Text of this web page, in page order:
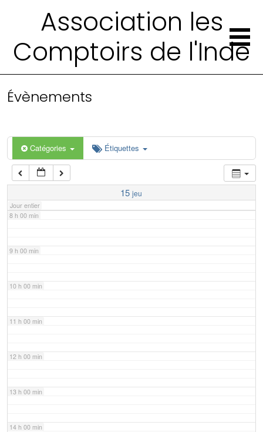
Association les
Comptoirs de l'Inde
Évènements
Catégories Étiquettes
15 jeu
Jour entier
4 h 00 min
6 h 00 min
7 h 00 min
8 h 00 min
9 h 00 min
10 h 00 min
11 h 00 min
12 h 00 min
13 h 00 min
14 h 00 min